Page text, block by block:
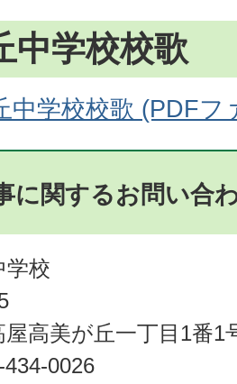
中学校校歌
中学校校歌 (PDFフ
に関するお問い合
学校
屋高美が丘一丁目1番1
0026